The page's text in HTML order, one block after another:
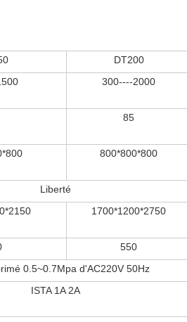
DT200
300----2000
85
800*800*800
Liberté
1700*1200*2750
550
0.5~0.7Mpa d'AC220V 50Hz
ISTA 1A 2A